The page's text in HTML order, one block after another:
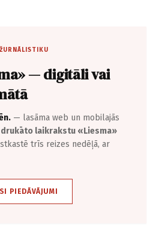
— digitāli vai
— lasāma web un mobilajās
drukāto laikrakstu «Liesma»
trīs reizes nedēļā, ar
PIEDĀVĀJUMI